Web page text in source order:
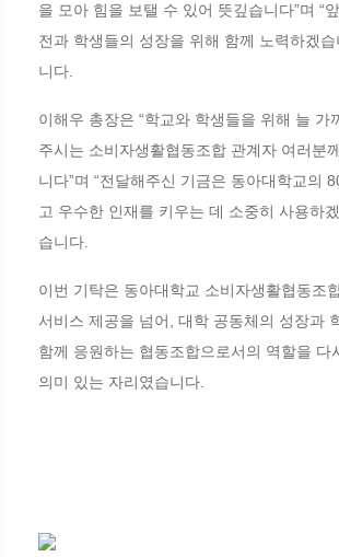
을 모아 힘을 보탤 수 있어 뜻깊습니다”며 “
전과 학생들의 성장을 위해 함께 노력하겠습
니다.
이해우 총장은 “학교와 학생들을 위해 늘 가
주시는 소비자생활협동조합 관계자 여러분
니다”며 “전달해주신 기금은 동아대학교의
고 우수한 인재를 키우는 데 소중히 사용하
습니다.
이번 기탁은 동아대학교 소비자생활협동조
서비스 제공을 넘어, 대학 공동체의 성장과
함께 응원하는 협동조합으로서의 역할을 다
의미 있는 자리였습니다.